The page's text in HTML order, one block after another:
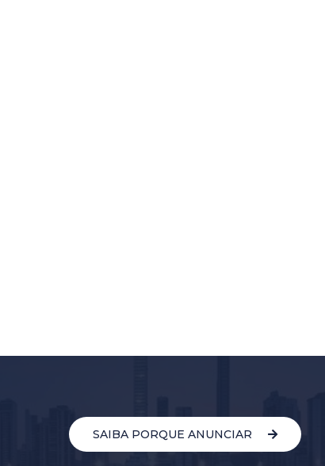
SAIBA PORQUE ANUNCIAR